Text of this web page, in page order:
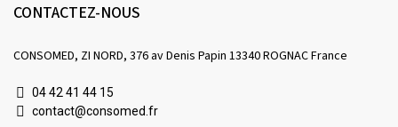
CONTACTEZ-NOUS
CONSOMED, ZI NORD, 376 av Denis Papin 13340 ROGNAC France
04 42 41 44 15
contact@consomed.fr